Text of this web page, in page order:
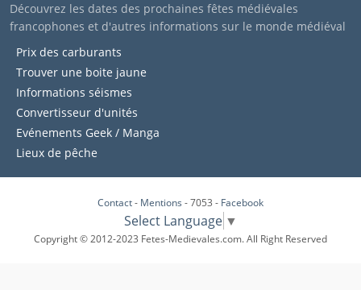
Découvrez les dates des prochaines fêtes médiévales
francophones et d'autres informations sur le monde médiéval
Prix des carburants
Trouver une boite jaune
Informations séismes
Convertisseur d'unités
Evénements Geek / Manga
Lieux de pêche
Contact- Mentions - 7053 - Facebook
Select Language ▼
Copyright © 2012-2023 Fetes-Medievales.com. All Right Reserved